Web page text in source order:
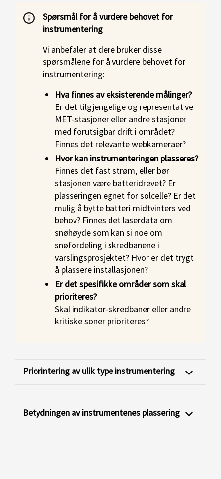
Spørsmål for å vurdere behovet for
instrumentering
Vi anbefaler at dere bruker disse
spørsmålene for å vurdere behovet for
instrumentering:
Hva finnes av eksisterende målinger?
Er det tilgjengelige og representative
MET-stasjoner eller andre stasjoner
med forutsigbar drift i området?
Finnes det relevante webkameraer?
Hvor kan instrumenteringen plasseres?
Finnes det fast strøm, eller bør
stasjonen være batteridrevet? Er
plasseringen egnet for solcelle? Er det
mulig å bytte batteri midtvinters ved
behov? Finnes det laserdata om
snøhøyde som kan si noe om
snøfordeling i skredbanene i
varslingsprosjektet? Hvor er det trygt
å plassere installasjonen?
Er det spesifikke områder som skal
prioriteres?
Skal indikator-skredbaner eller andre
kritiske soner prioriteres?
Priorintering av ulik type instrumentering
Betydningen av instrumentenes plassering